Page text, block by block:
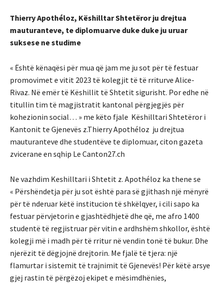
Thierry Apothéloz, Këshilltar Shtetëror ju drejtua
mauturanteve, te diplomuarve duke duke ju uruar
suksese ne studime
« Është kënaqësi për mua që jam me ju sot për të festuar
promovimet e vitit 2023 të kolegjit të të rriturve Alice-
Rivaz. Në emër të Këshillit të Shtetit sigurisht. Por edhe në
titullin tim të magjistratit kantonal përgjegjës për
kohezionin social… » me këto fjale Këshilltari Shtetëror i
Kantonit te Gjenevës z.Thierry Apothéloz ju drejtua
mauturanteve dhe studentëve te diplomuar, citon gazeta
zvicerane en sqhip Le Canton27.ch
Ne vazhdim Keshilltari i Shtetit z. Apothéloz ka thene se
« Përshëndetja për ju sot është para së gjithash një mënyrë
për të nderuar këtë institucion të shkëlqyer, i cili sapo ka
festuar përvjetorin e gjashtëdhjetë dhe që, me afro 1400
studentë të regjistruar për vitin e ardhshëm shkollor, është
kolegji më i madh për të rritur në vendin tonë të bukur. Dhe
njerëzit të dëgjojnë drejtorin. Me fjalë të tjera: një
flamurtar i sistemit të trajnimit të Gjenevës! Për këtë arsye
gjej rastin të përgëzoj ekipet e mësimdhënies,